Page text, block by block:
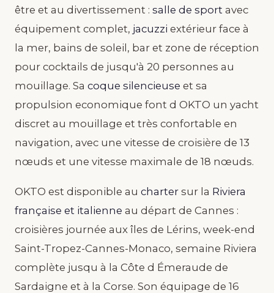
être et au divertissement : salle de sport avec
équipement complet, jacuzzi extérieur face à
la mer, bains de soleil, bar et zone de réception
pour cocktails de jusqu'à 20 personnes au
mouillage. Sa coque silencieuse et sa
propulsion economique font d OKTO un yacht
discret au mouillage et très confortable en
navigation, avec une vitesse de croisière de 13
nœuds et une vitesse maximale de 18 nœuds.
OKTO est disponible au charter sur la Riviera
française et italienne au départ de Cannes :
croisières journée aux îles de Lérins, week-end
Saint-Tropez-Cannes-Monaco, semaine Riviera
complète jusqu à la Côte d Émeraude de
Sardaigne et à la Corse. Son équipage de 16